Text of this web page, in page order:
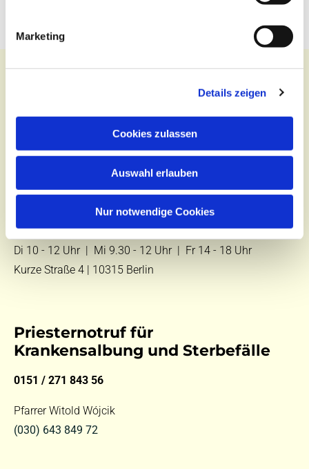
Marketing
Details zeigen
Cookies zulassen
Auswahl erlauben
Nur notwendige Cookies
Zentralbüro
(030) 643 849 70
E-Mail:
Besuchen Sie uns:
Di 10 - 12 Uhr | Mi 9.30 - 12 Uhr | Fr 14 - 18 Uhr
Kurze Straße 4 | 10315 Berlin
Priesternotruf für
Krankensalbung und Sterbefälle
0151 / 271 843 56
Pfarrer Witold Wójcik
(030) 643 849 72